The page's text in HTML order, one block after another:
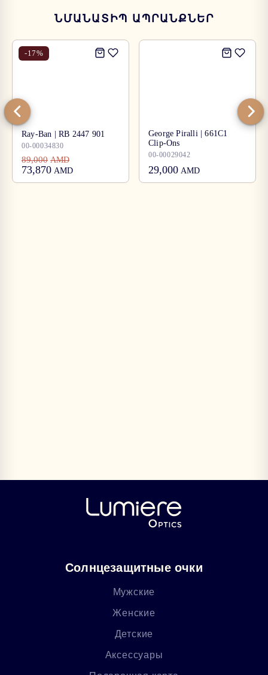
ՆՄԱՆԱՏԻՊ ԱՊՐԱՆՔՆԵՐ
-17%
Ray-Ban | RB 2447 901
00-00034830
89,000 AMD
73,870 AMD
George Piralli | 661C1
Clip-Ons
00-00029042
29,000 AMD
Солнцезащитные очки
Мужские
Женские
Детские
Аксессуары